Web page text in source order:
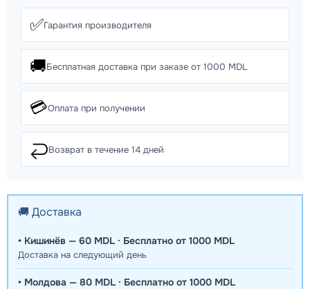
✅Гарантия производителя
🚚Бесплатная доставка при заказе от 1000 MDL
💳Оплата при получении
↩️Возврат в течение 14 дней
🚚 Доставка
• Кишинёв — 60 MDL · Бесплатно от 1000 MDL
Доставка на следующий день
• Молдова — 80 MDL · Бесплатно от 1000 MDL